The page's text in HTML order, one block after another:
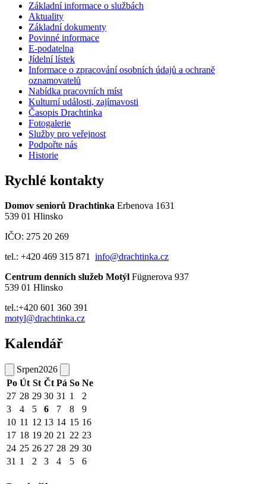
Základní informace o službách
Aktuality
Základní dokumenty
Povinné informace
E-podatelna
Jídelní lístek
Informace o zpracování osobních údajů a ochraně
oznamovatelů
Nabídka pracovních míst
Kulturní události, zajímavosti
Časopis Drachtinka
Fotogalerie
Služby pro veřejnost
Podpořte nás
Historie
Rychlé kontakty
Domov seniorů Drachtinka Erbenova 1631
539 01 Hlinsko
IČO: 275 20 269
tel.: +420 469 315 871 info@drachtinka.cz
Centrum denních služeb Motýl Fügnerova 937
539 01 Hlinsko
tel.:+420 601 360 391
motyl@drachtinka.cz
Kalendář
Srpen2026
Po Út St Čt Pá So Ne
27 28 29 30 31 1
2
3
4 5 6 7 8
9
10 11 12 13 14 15 16
17 18 19 20 21 22 23
24 25 26 27 28 29 30
31 1 2 3 4 5 6